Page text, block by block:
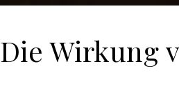
Die Wirkung